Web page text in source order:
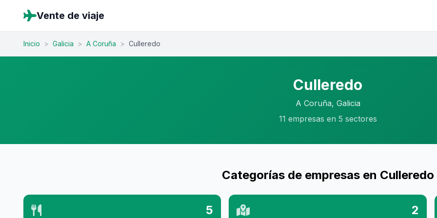
Vente de viaje
Inicio > Galicia > A Coruña > Culleredo
Culleredo
A Coruña, Galicia
11 empresas en 5 sectores
Categorías de empresas en Culleredo
5 2